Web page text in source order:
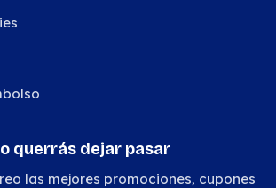
querrás dejar pasar
las mejores promociones, cupones